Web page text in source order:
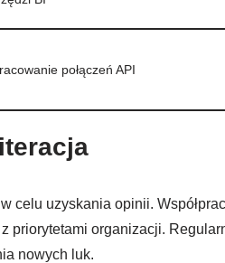
połączeń API
celu uzyskania opinii.
priorytetami organizacji.
nowych luk.